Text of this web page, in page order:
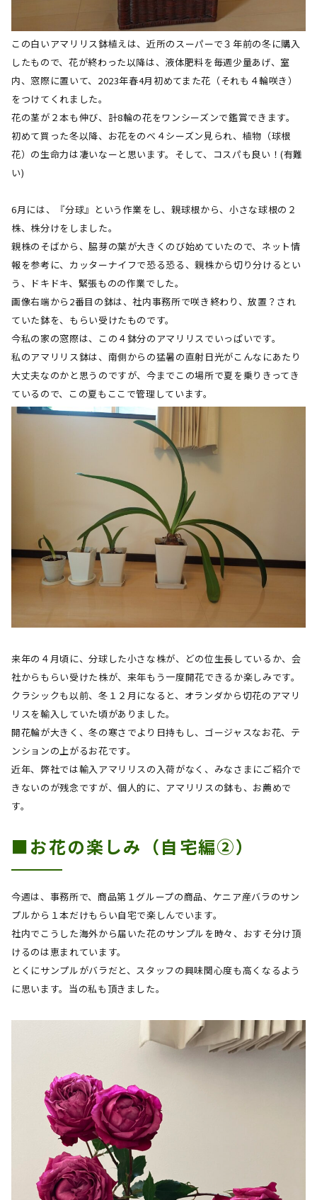
この白いアマリリス鉢植えは、近所のスーパーで３年前の冬に購入
したもので、花が終わった以降は、液体肥料を毎週少量あげ、室
内、窓際に置いて、2023年春4月初めてまた花（それも４輪咲き）
をつけてくれました。
花の茎が２本も伸び、計8輪の花をワンシーズンで鑑賞できます。
初めて買った冬以降、お花をのべ４シーズン見られ、植物（球根
花）の生命力は凄いなーと思います。そして、コスパも良い！(有難
い)
6月には、『分球』という作業をし、親球根から、小さな球根の２
株、株分けをしました。
親株のそばから、脇芽の葉が大きくのび始めていたので、ネット情
報を参考に、カッターナイフで恐る恐る、親株から切り分けるとい
う、ドキドキ、緊張ものの作業でした。
画像右端から2番目の鉢は、社内事務所で咲き終わり、放置？され
ていた鉢を、もらい受けたものです。
今私の家の窓際は、この４鉢分のアマリリスでいっぱいです。
私のアマリリス鉢は、南側からの猛暑の直射日光がこんなにあたり
大丈夫なのかと思うのですが、今までこの場所で夏を乗りきってき
ているので、この夏もここで管理しています。
来年の４月頃に、分球した小さな株が、どの位生長しているか、会
社からもらい受けた株が、来年もう一度開花できるか楽しみです。
クラシックも以前、冬１２月になると、オランダから切花のアマリ
リスを輸入していた頃がありました。
開花輪が大きく、冬の寒さでより日持もし、ゴージャスなお花、テ
ンションの上がるお花です。
近年、弊社では輸入アマリリスの入荷がなく、みなさまにご紹介で
きないのが残念ですが、個人的に、アマリリスの鉢も、お薦めで
す。
■お花の楽しみ（自宅編②）
今週は、事務所で、商品第１グループの商品、ケニア産バラのサン
プルから１本だけもらい自宅で楽しんでいます。
社内でこうした海外から届いた花のサンプルを時々、おすそ分け頂
けるのは恵まれています。
とくにサンプルがバラだと、スタッフの興味関心度も高くなるよう
に思います。当の私も頂きました。